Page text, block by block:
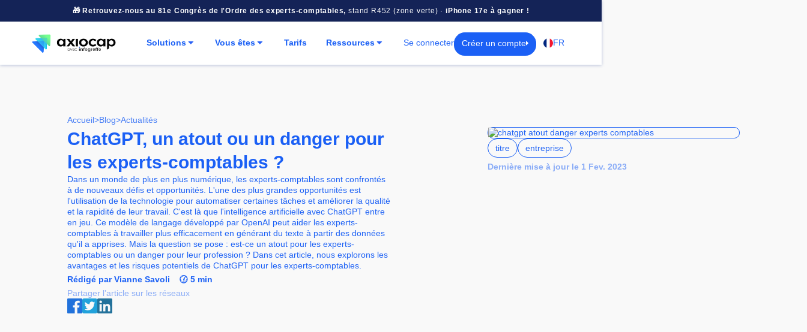
🎁 Retrouvez-nous au 81e Congrès de l'Ordre des experts-comptables,stand R452 (zone verte) · iPhone 17e à gagner !
Solutions Vous êtes Tarifs Ressources Se connecter Créer un compte FR
Accueil >Blog>Actualités
ChatGPT, un atout ou un danger pour
les experts-comptables ?
Dans un monde de plus en plus numérique, les experts-comptables sont confrontés
à de nouveaux défis et opportunités. L'une des plus grandes opportunités est
l'utilisation de la technologie pour automatiser certaines tâches et améliorer la qualité
et la rapidité de leur travail. C'est là que l'intelligence artificielle avec ChatGPT entre
en jeu. Ce modèle de langage développé par OpenAI peut aider les experts-
comptables à travailler plus efficacement en générant du texte à partir des données
qu'il a apprises. Mais la question se pose : est-ce un atout pour les experts-
comptables ou un danger pour leur profession ? Dans cet article, nous explorons les
avantages et les risques potentiels de ChatGPT pour les experts-comptables.
Rédigé par Vianne Savoli
🕜 5 min
Partager l’article sur les réseaux
titre
entreprise
Dernière mise à jour le 1 Fev. 2023